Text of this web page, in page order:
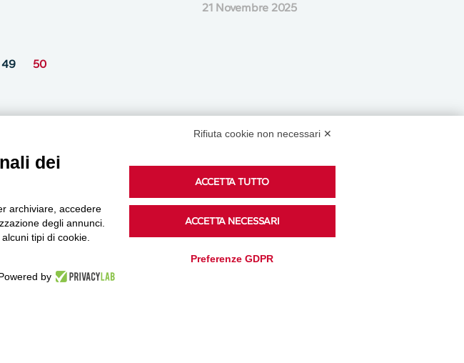
21 Novembre 2025
49 50
Podcast
Ascolta i podcast di approfondimento di Legacoop
su Spreaker.
Rifiuta cookie non necessari ✕
dei
archiviare, accedere
degli annunci.
tipi di cookie.
by
ACCETTA TUTTO
ACCETTA NECESSARI
Preferenze GDPR